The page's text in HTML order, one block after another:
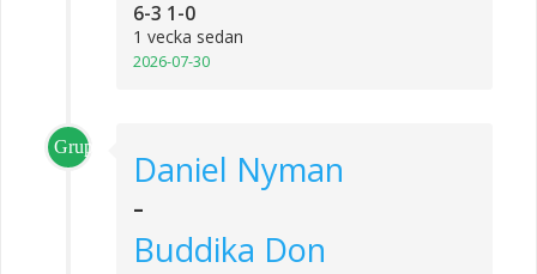
6-3 1-0
1 vecka sedan
2026-07-30
Grupp_3
Daniel Nyman
-
Buddika Don